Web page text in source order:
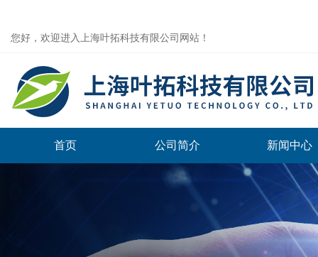
您好，欢迎进入上海叶拓科技有限公司网站！
首页 公司简介 新闻中心